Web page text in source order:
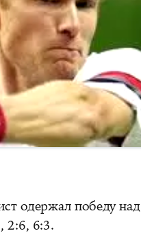
одержал победу над
2:6, 6:3.